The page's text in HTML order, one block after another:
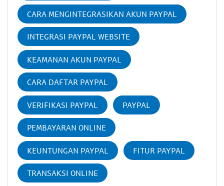
CARA MENGINTEGRASIKAN AKUN PAYPAL
INTEGRASI PAYPAL WEBSITE
KEAMANAN AKUN PAYPAL
CARA DAFTAR PAYPAL
VERIFIKASI PAYPAL PAYPAL
PEMBAYARAN ONLINE
KEUNTUNGAN PAYPAL FITUR PAYPAL
TRANSAKSI ONLINE